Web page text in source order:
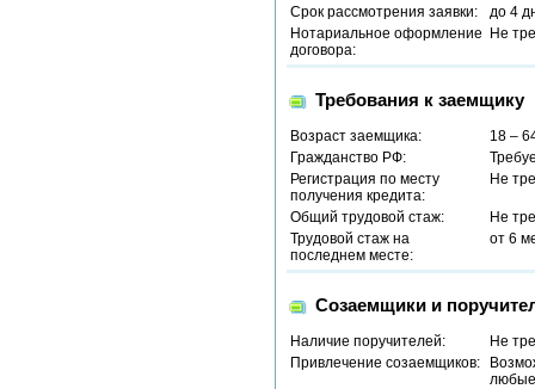
Срок рассмотрения заявки:
до 4
Нотариальное оформление
договора:
Не
Требования к заемщику
Возраст заемщика:
18 –
Гражданство РФ:
Регистрация по месту
получения кредита:
Не
Общий трудовой стаж:
Не
Трудовой стаж на
последнем месте:
от 6
Созаемщики и
Наличие поручителей:
Не
Привлечение созаемщиков:
любые